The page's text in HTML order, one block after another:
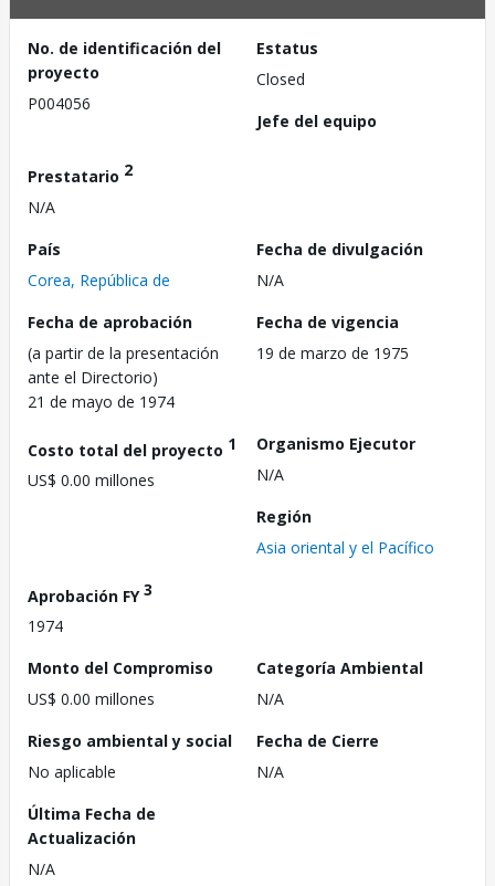
No. de identificación del
proyecto
P004056
Estatus
Closed
Jefe del equipo
Prestatario 2
N/A
País
Corea, República de
Fecha de divulgación
N/A
Fecha de aprobación
(a partir de la presentación
ante el Directorio)
21 de mayo de 1974
Fecha de vigencia
19 de marzo de 1975
Costo total del proyecto 1
US$ 0.00 millones
Organismo Ejecutor
N/A
Región
Asia oriental y el Pacífico
Aprobación FY3
1974
Monto del Compromiso
US$ 0.00 millones
Categoría Ambiental
N/A
Riesgo ambiental y social
No aplicable
Fecha de Cierre
N/A
Última Fecha de
Actualización
N/A